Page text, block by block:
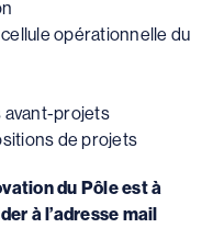
opérationnelle du
avant-projets
de projets
du Pôle est à
à l’adresse mail